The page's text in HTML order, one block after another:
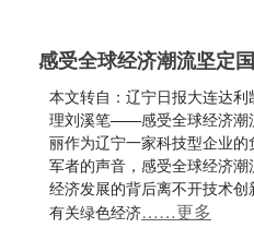
感受全球经济潮流坚定
本文转自：辽宁日报大连达
理刘溪笔——感受全球经济潮
丽作为辽宁一家科技型企业的
军者的声音，感受全球经济潮
经济发展的背后离不开技术
有关绿色经济……更多